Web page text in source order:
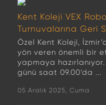
Kent Koleji VEX
Turnuvalarına Geri
Özel Kent Koleji,
yön veren önemli bir
yapmaya
günü saat 09.00’da ...
05 Aralık 2025, Cuma